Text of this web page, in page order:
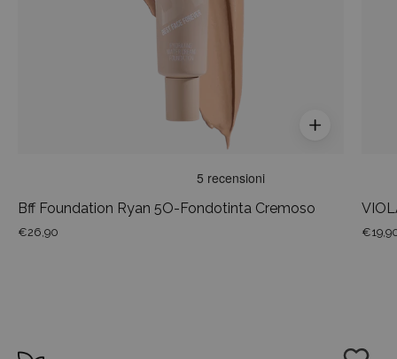
Bff Foundation Ryan 5O-Fondotinta Cremoso
€26,90